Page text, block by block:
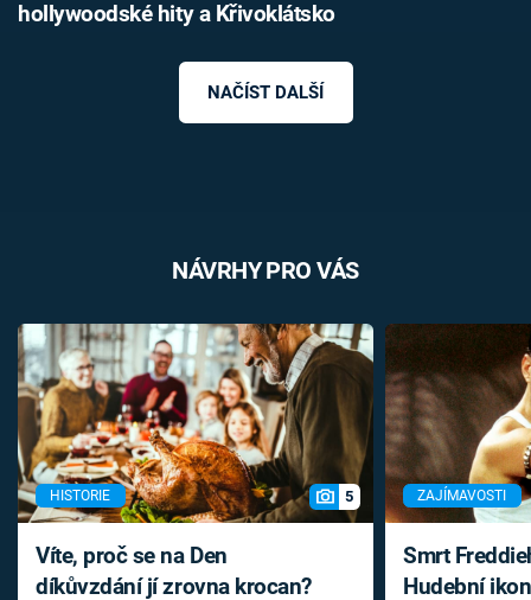
hollywoodské hity a Křivoklátsko
NAČÍST DALŠÍ
NÁVRHY PRO VÁS
HISTORIE 5
Víte, proč se na Den
díkůvzdání jí zrovna krocan?
ZAJÍMAVOSTI
Smrt
Hudební